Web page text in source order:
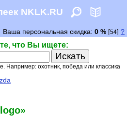
NKLK.RU
что Вы ищете:
Например: охотник, победа или классика